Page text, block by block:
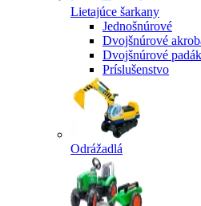
Lietajúce šarkany
Jednošnúrové
Dvojšnúrové
Dvojšnúrové
Príslušenstvo
Odrážadlá